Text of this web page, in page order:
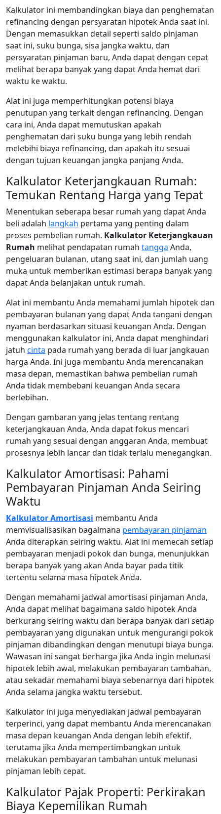
Kalkulator ini membandingkan biaya dan penghematan
refinancing dengan persyaratan hipotek Anda saat ini.
Dengan memasukkan detail seperti saldo pinjaman
saat ini, suku bunga, sisa jangka waktu, dan
persyaratan pinjaman baru, Anda dapat dengan cepat
melihat berapa banyak yang dapat Anda hemat dari
waktu ke waktu.
Alat ini juga memperhitungkan potensi biaya
penutupan yang terkait dengan refinancing. Dengan
cara ini, Anda dapat memutuskan apakah
penghematan dari suku bunga yang lebih rendah
melebihi biaya refinancing, dan apakah itu sesuai
dengan tujuan keuangan jangka panjang Anda.
Kalkulator Keterjangkauan Rumah:
Temukan Rentang Harga yang Tepat
Menentukan seberapa besar rumah yang dapat Anda
beli adalah langkah pertama yang penting dalam
proses pembelian rumah. Kalkulator Keterjangkauan
Rumah melihat pendapatan rumah tangga Anda,
pengeluaran bulanan, utang saat ini, dan jumlah uang
muka untuk memberikan estimasi berapa banyak yang
dapat Anda belanjakan untuk rumah.
Alat ini membantu Anda memahami jumlah hipotek dan
pembayaran bulanan yang dapat Anda tangani dengan
nyaman berdasarkan situasi keuangan Anda. Dengan
menggunakan kalkulator ini, Anda dapat menghindari
jatuh cinta pada rumah yang berada di luar jangkauan
harga Anda. Ini juga membantu Anda merencanakan
masa depan, memastikan bahwa pembelian rumah
Anda tidak membebani keuangan Anda secara
berlebihan.
Dengan gambaran yang jelas tentang rentang
keterjangkauan Anda, Anda dapat fokus mencari
rumah yang sesuai dengan anggaran Anda, membuat
prosesnya lebih lancar dan tidak terlalu menegangkan.
Kalkulator Amortisasi: Pahami
Pembayaran Pinjaman Anda Seiring
Waktu
Kalkulator Amortisasi membantu Anda
memvisualisasikan bagaimana pembayaran pinjaman
Anda diterapkan seiring waktu. Alat ini memecah setiap
pembayaran menjadi pokok dan bunga, menunjukkan
berapa banyak yang akan Anda bayar pada titik
tertentu selama masa hipotek Anda.
Dengan memahami jadwal amortisasi pinjaman Anda,
Anda dapat melihat bagaimana saldo hipotek Anda
berkurang seiring waktu dan berapa banyak dari setiap
pembayaran yang digunakan untuk mengurangi pokok
pinjaman dibandingkan dengan menutupi biaya bunga.
Wawasan ini sangat berharga jika Anda ingin melunasi
hipotek lebih awal, melakukan pembayaran tambahan,
atau sekadar memahami biaya sebenarnya dari hipotek
Anda selama jangka waktu tersebut.
Kalkulator ini juga menyediakan jadwal pembayaran
terperinci, yang dapat membantu Anda merencanakan
masa depan keuangan Anda dengan lebih efektif,
terutama jika Anda mempertimbangkan untuk
melakukan pembayaran tambahan untuk melunasi
pinjaman lebih cepat.
Kalkulator Pajak Properti: Perkirakan
Biaya Kepemilikan Rumah